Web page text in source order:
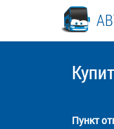
Пункт